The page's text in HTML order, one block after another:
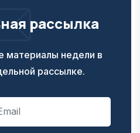
рассылка
материалы недели в
рассылке.